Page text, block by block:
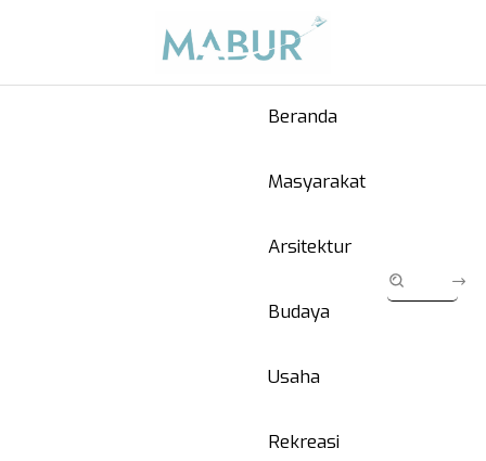
Beranda
Masyarakat
Arsitektur
Budaya
Usaha
Rekreasi